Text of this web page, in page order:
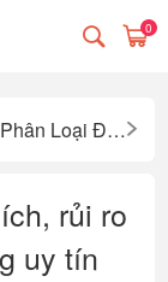
0
Kính Bơi: Phân Loại Để Phù Hợp Với Mọi Hoạt Động Dưới Nước
rủi ro
uy tín